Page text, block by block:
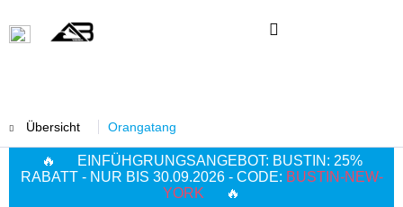
Übersicht Orangatang
🔥 EINFÜHGRUNGSANGEBOT: BUSTIN: 25%
RABATT - NUR BIS 30.09.2026 - CODE: BUSTIN-NEW-
YORK 🔥